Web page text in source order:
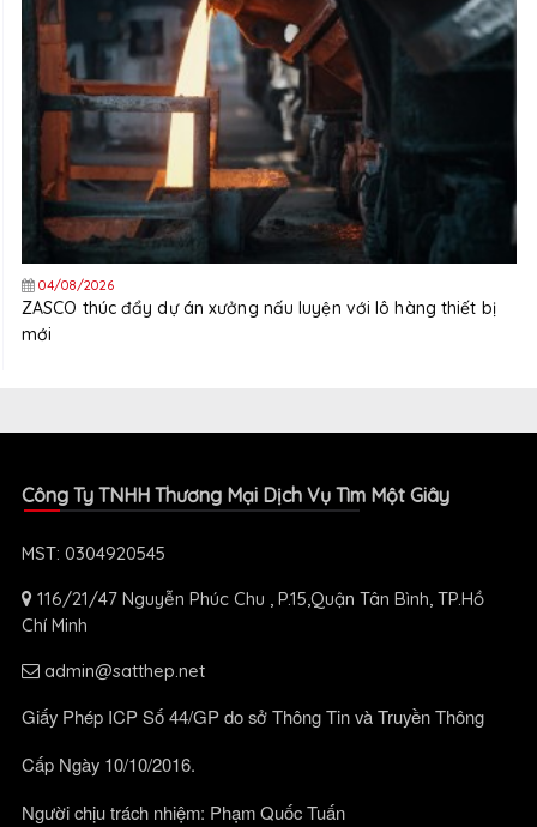
04/08/2026
ZASCO thúc đẩy dự án xưởng nấu luyện với lô hàng thiết bị
mới
Công Ty TNHH Thương Mại Dịch Vụ Tìm Một Giây
MST: 0304920545
116/21/47 Nguyễn Phúc Chu , P.15,Quận Tân Bình, TP.Hồ
Chí Minh
admin@satthep.net
Giấy Phép ICP Số 44/GP do sở Thông Tin và Truyền Thông
Cấp Ngày 10/10/2016.
Người chịu trách nhiệm: Phạm Quốc Tuấn